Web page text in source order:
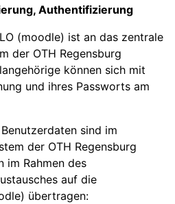
Authentifizierung
(moodle) ist an das zentrale
der OTH Regensburg
können sich mit
und ihres Passworts am
sind im
der OTH Regensburg
im Rahmen des
auf die
übertragen: